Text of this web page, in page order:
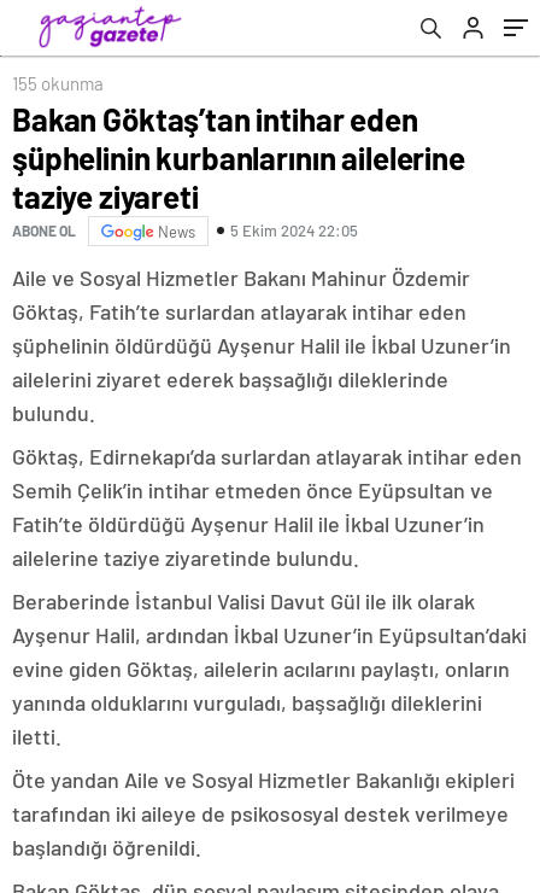
155 okunma
Bakan Göktaş’tan intihar eden
şüphelinin kurbanlarının ailelerine
taziye ziyareti
ABONE OL News 5 Ekim 2024 22:05
Aile ve Sosyal Hizmetler Bakanı Mahinur Özdemir
Göktaş, Fatih’te surlardan atlayarak intihar eden
şüphelinin öldürdüğü Ayşenur Halil ile İkbal Uzuner’in
ailelerini ziyaret ederek başsağlığı dileklerinde
bulundu.
Göktaş, Edirnekapı’da surlardan atlayarak intihar eden
Semih Çelik’in intihar etmeden önce Eyüpsultan ve
Fatih’te öldürdüğü Ayşenur Halil ile İkbal Uzuner’in
ailelerine taziye ziyaretinde bulundu.
Beraberinde İstanbul Valisi Davut Gül ile ilk olarak
Ayşenur Halil, ardından İkbal Uzuner’in Eyüpsultan’daki
evine giden Göktaş, ailelerin acılarını paylaştı, onların
yanında olduklarını vurguladı, başsağlığı dileklerini
iletti.
Öte yandan Aile ve Sosyal Hizmetler Bakanlığı ekipleri
tarafından iki aileye de psikososyal destek verilmeye
başlandığı öğrenildi.